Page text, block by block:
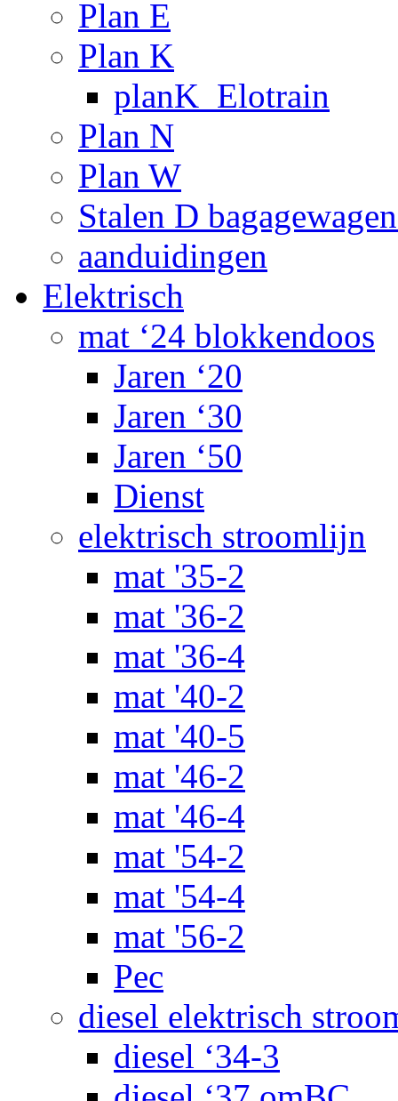
Plan E
Plan K
planK_Elotrain
Plan N
Plan W
Stalen D
aanduidingen
Elektrisch
mat ‘24 blokkendoos
Jaren ‘20
Jaren ‘30
Jaren ‘50
Dienst
elektrisch stroomlijn
mat '35-2
mat '36-2
mat '36-4
mat '40-2
mat '40-5
mat '46-2
mat '46-4
mat '54-2
mat '54-4
mat '56-2
Pec
diesel elektrisch
diesel ‘34-3